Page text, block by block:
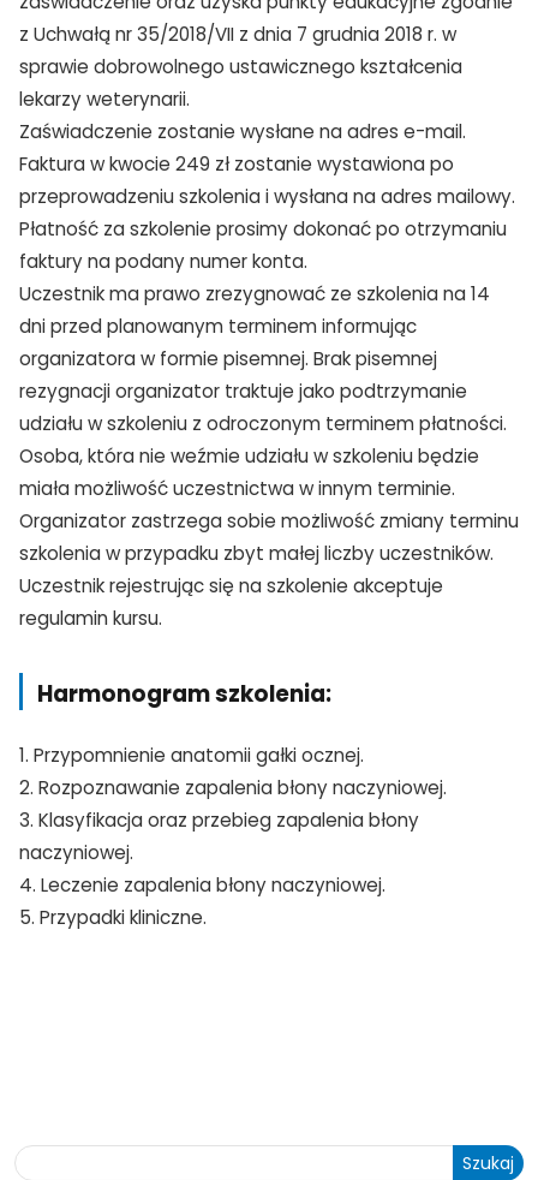
TAK, JESTEM PROFESIONALISTĄ
Nie jestem profesionalistą
z Uchwałą nr 35/2018/VII z dnia 7 grudnia 2018 r. w
sprawie dobrowolnego ustawicznego kształcenia
lekarzy weterynarii.
Zaświadczenie zostanie wysłane na adres e-mail.
Faktura w kwocie 249 zł zostanie wystawiona po
przeprowadzeniu szkolenia i wysłana na adres mailowy.
Płatność za szkolenie prosimy dokonać po otrzymaniu
faktury na podany numer konta.
Uczestnik ma prawo zrezygnować ze szkolenia na 14
dni przed planowanym terminem informując
organizatora w formie pisemnej. Brak pisemnej
rezygnacji organizator traktuje jako podtrzymanie
udziału w szkoleniu z odroczonym terminem płatności.
Osoba, która nie weźmie udziału w szkoleniu będzie
miała możliwość uczestnictwa w innym terminie.
Organizator zastrzega sobie możliwość zmiany terminu
szkolenia w przypadku zbyt małej liczby uczestników.
Uczestnik rejestrując się na szkolenie akceptuje
regulamin kursu.
Harmonogram szkolenia:
1. Przypomnienie anatomii gałki ocznej.
2. Rozpoznawanie zapalenia błony naczyniowej.
3. Klasyfikacja oraz przebieg zapalenia błony
naczyniowej.
4. Leczenie zapalenia błony naczyniowej.
5. Przypadki kliniczne.
Szukaj